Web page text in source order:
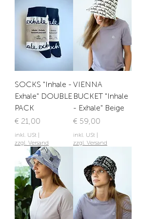
SOCKS "Inhale -
Exhale" DOUBLE
PACK
Preis
€ 21,00
inkl. USt |
zzgl. Versand
VIENNA
BUCKET "Inhale
- Exhale" Beige
Preis
€ 59,00
inkl. USt |
zzgl. Versand